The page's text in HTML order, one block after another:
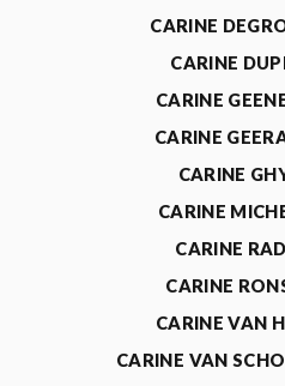
CARINE
CARINE
CARINE
CARINE
CARINE
CARINE
CARINE
CARINE
CARINE VAN
CARINE VAN